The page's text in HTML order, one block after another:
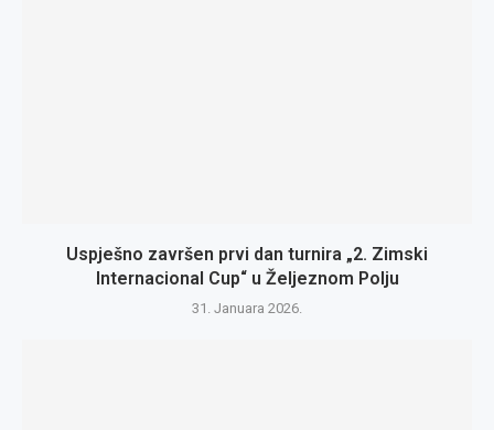
Uspješno završen prvi dan turnira „2. Zimski
Internacional Cup“ u Željeznom Polju
31. Januara 2026.